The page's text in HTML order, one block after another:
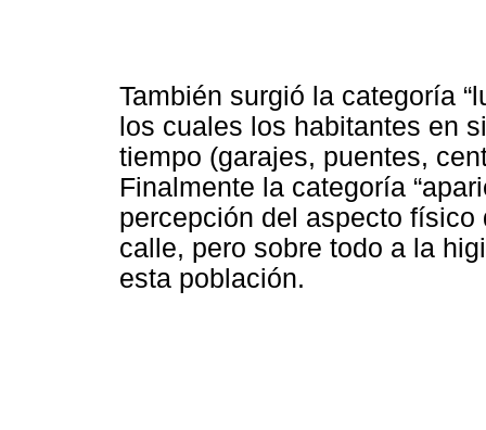
También surgió la categoría
los cuales los habitantes en
tiempo (garajes, puentes,
Finalmente la categoría
percepción del aspecto
calle, pero sobre todo a la
esta población.